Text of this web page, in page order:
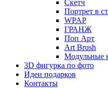
Скетч
Портрет в
WPAP
ГРАНЖ
Поп Арт
Art Brush
Модульные
3D фигурка по фото
Идеи подарков
Контакты